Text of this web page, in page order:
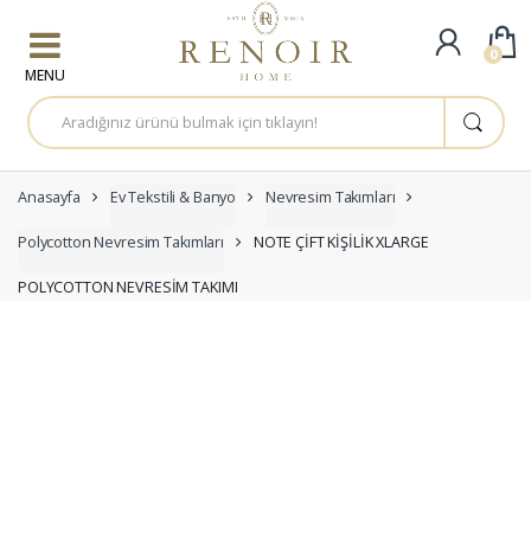
A
r
a
a
:
Anasayfa Ev Tekstili & Banyo Nevresim Takımları
Polycotton Nevresim Takımları NOTE ÇİFT KİŞİLİK XLARGE
POLYCOTTON NEVRESİM TAKIMI
0